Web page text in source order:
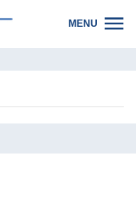
MENU